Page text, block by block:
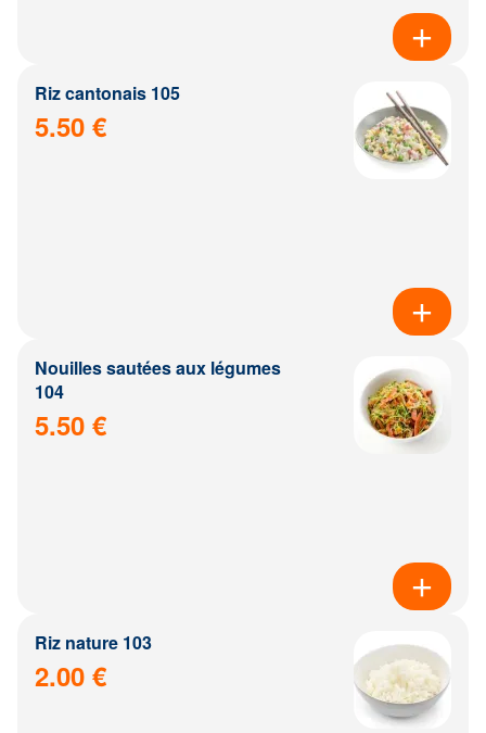
Riz cantonais 105
5.50 €
Nouilles sautées aux légumes
104
5.50 €
Riz nature 103
2.00 €